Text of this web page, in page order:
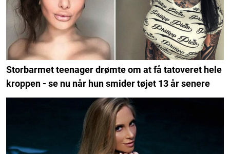
Storbarmet teenager drømte om at få tatoveret hele
kroppen - se nu når hun smider tøjet 13 år senere